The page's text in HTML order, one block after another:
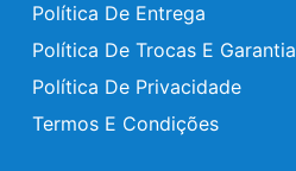
Política De Entrega
Política De Trocas E Garantia
Política De Privacidade
Termos E Condições